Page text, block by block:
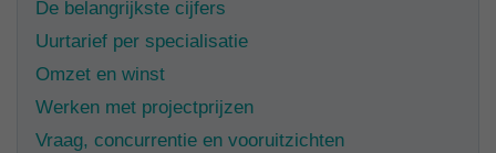
De belangrijkste cijfers
Uurtarief per specialisatie
Omzet en winst
Werken met projectprijzen
Vraag, concurrentie en vooruitzichten